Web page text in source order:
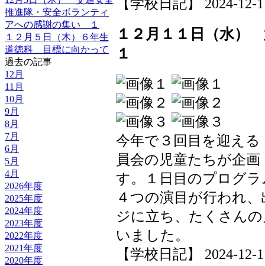
推進隊・安全ボランティ
アへの感謝の集い １
１２月５日（木）６年生
道徳科 目標に向かって
過去の記事
12月
11月
10月
9月
8月
7月
6月
5月
4月
2026年度
2025年度
2024年度
2023年度
2022年度
2021年度
2020年度
【学校日記】 2024-12-
１２月１１日（水
１
今年で３回目を迎え
員会の児童たちが企
す。１日目のプログ
４つの演目が行われ
ジに立ち、たくさん
いました。
【学校日記】 2024-12-